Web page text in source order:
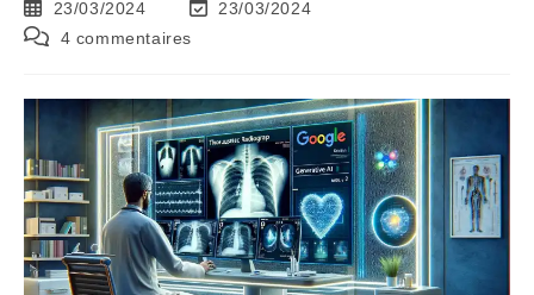
Publication
publiée :
23/03/2024
Dernière
publication :
23/03/2024
Commentaires
publication :
4 commentaires